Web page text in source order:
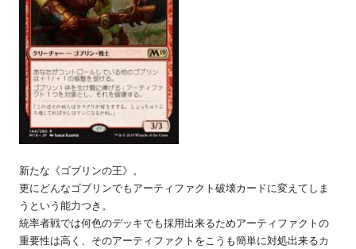
新たな《ゴブリンの王》。
更にどんなゴブリンでもアーティファクト破壊カードに変えてしま
うという能力つき。
統率者戦では何色のデッキでも採用出来るためアーティファクトの
重要性は高く、そのアーティファクトをこうも簡単に対処出来るカ